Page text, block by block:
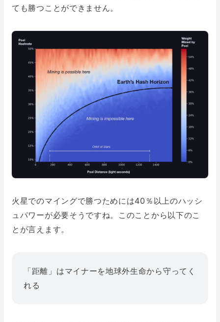
ても勝つことができません。
火星でのマイングで勝つためには40％以上のハッシ
ュパワーが必要そうですね。このことから以下のこ
とが言えます。
「距離」はマイナーを地球外生命から守ってく
れる